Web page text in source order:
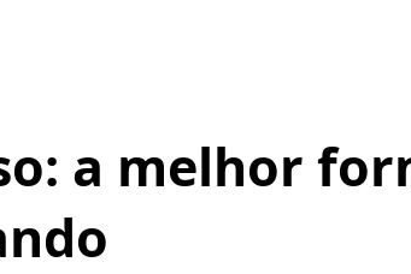
a melhor